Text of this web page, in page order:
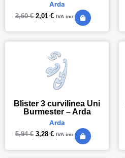
Arda
3,60€ 2,01 € IVA inc.
Blister 3 curvilinea Uni
Burmester – Arda
Arda
5,94€ 3,28 € IVA inc.